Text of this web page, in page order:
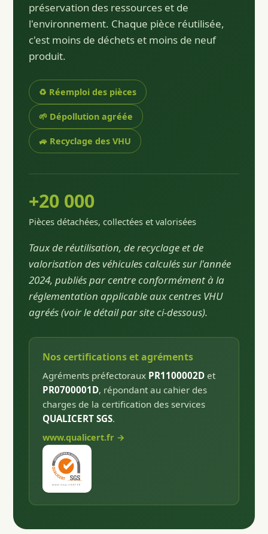
préservation des ressources et de
l'environnement. Chaque pièce réutilisée,
c'est moins de déchets et moins de neuf
produit.
♻️ Réemploi des pièces
🌱 Dépollution agréée
🚙 Recyclage des VHU
+20 000
Pièces détachées, collectées et valorisées
Taux de réutilisation, de recyclage et de
valorisation des véhicules calculés sur l'année
2024, publiés par centre conformément à la
réglementation applicable aux centres VHU
agréés (voir le détail par site ci-dessous).
Nos certifications et agréments
Agréments préfectoraux PR1100002D et
PR0700001D, répondant au cahier des
charges de la certification des services
QUALICERT SGS.
www.qualicert.fr →